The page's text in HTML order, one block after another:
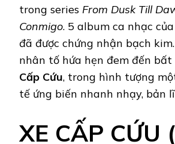
trong series From Dusk Till
Conmigo. 5 album ca nhạc
đã được chứng nhận bạch
nhân tố hứa hẹn đem đến
Cấp Cứu, trong hình tượng
tế ứng biến nhanh nhạy, bản
XE CẤP CỨU